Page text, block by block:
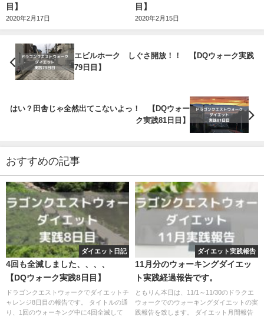
目】
2020年2月17日
目】
2020年2月15日
エビルホーク しぐさ開放！！ 【DQウォーク実践
79日目】
はい？田舎じゃ全然出てこないよっ！ 【DQウォー
ク実践81日目】
おすすめの記事
ダイエット日記
4回も全滅しました、、、、
【DQウォーク実践8日目】
ドラゴンクエストウォークでダイエットチ
ャレンジ8日目の報告です。 タイトルの通
り、1回のウォーキング中に4回全滅して
ダイエット実践報告
11月分のウォーキングダイエッ
ト実践経過報告です。
ともりん本日は、11/1～11/30のドラクエ
ウォークでのウォーキングダイエットの実
践報告を致します。 ダイエット月間報告